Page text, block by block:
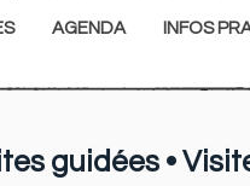
AGENDA INFOS
guidées •